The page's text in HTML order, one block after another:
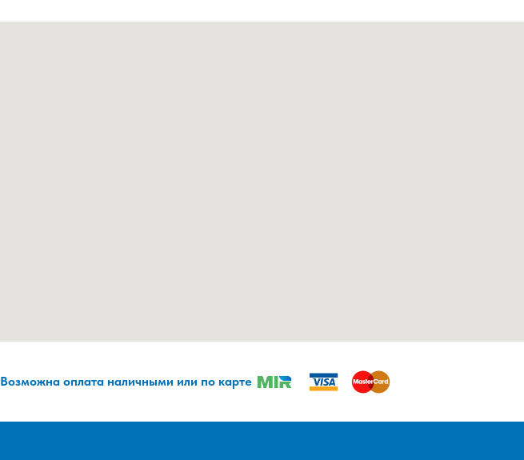
Возможна оплата наличными или по карте